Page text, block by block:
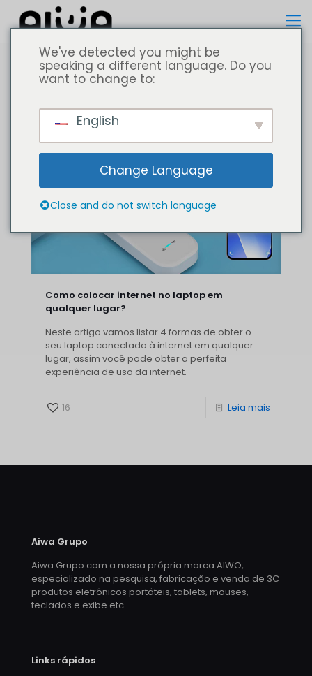
Todos Computador portátil
Como colocar internet no laptop em
qualquer lugar?
Neste artigo vamos listar 4 formas de obter o
seu laptop conectado à internet em qualquer
lugar, assim você pode obter a perfeita
experiência de uso da internet.
16 Leia mais
Aiwa Grupo
Aiwa Grupo com a nossa própria marca AIWO,
especializado na pesquisa, fabricação e venda de 3C
produtos eletrônicos portáteis, tablets, mouses,
teclados e exibe etc.
Links rápidos
We've detected you might be
speaking a different language. Do you
want to change to:
English
Change Language
Close and do not switch language